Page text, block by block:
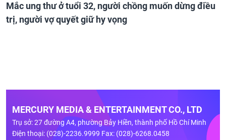
Mắc ung thư ở tuổi 32, người chồng muốn dừng điều
trị, người vợ quyết giữ hy vọng
MERCURY MEDIA & ENTERTAINMENT CO., LTD
Trụ sở: 27 đường A4, phường Bảy Hiền, thành phố Hồ Chí Minh
Điện thoại: (028)-2236.9999 Fax: (028)-6268.0458